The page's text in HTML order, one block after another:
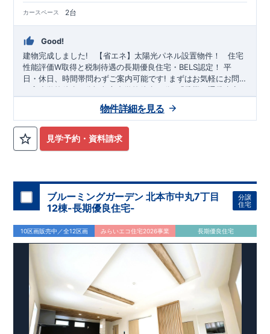
カースペース 2台
Good!
建物完成しました!
【省エネ】太陽光パネル設置物件！ ​ ​住宅
性能評価W取得と税制待遇の長期優良住宅・BELS認定！ 平
日・休日、時間帯問わずご案内可能です! まずはお気軽にお問
い合わせください! 東武スカイツリーライン 「武里」 駅徒歩11
平方小学校 徒歩11分、 平方中学校 徒歩19分! お子様の通学も安
ど徒歩14分以内 ◆収納も沢山あります！
ーカーなど玄関がスッキリ片付く
ランド風オープンキッチン』 ・2階の主寝室は、仕切れる『主
寝室可変型』
タイプです ◆便利な設備！​・一時的なごみ置き
場としても便利な『勝手口』 ・掃除に便利な 『バルコニー水
・雨の日でも洗濯物が干せる
粉の時期のお洗濯も安心『浴室乾燥暖房機』
見学予約・資料請求
物件詳細を見る
ブルーミングガーデン 北本市中丸7丁目
12棟-長期優良住宅-
分譲
住宅
10区画販売中／全12区画 みらいエコ住宅2026事業 長期優良住宅